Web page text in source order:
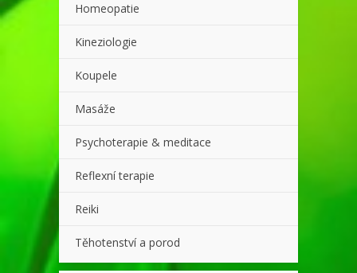
Homeopatie
Kineziologie
Koupele
Masáže
Psychoterapie & meditace
Reflexní terapie
Reiki
Těhotenství a porod